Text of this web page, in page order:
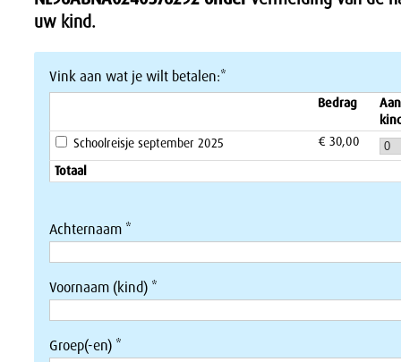
uw kind.
Vink aan wat je wilt betalen:*
Bedrag
Schoolreisje september 2025
€ 30,00
Totaal
Achternaam *
Voornaam (kind) *
Groep(-en) *